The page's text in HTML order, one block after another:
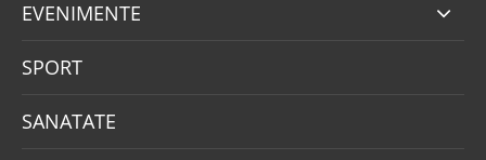
EVENIMENTE
SPORT
SANATATE